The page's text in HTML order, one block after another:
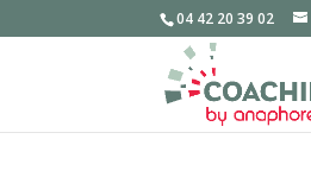
04 42 20 39 02